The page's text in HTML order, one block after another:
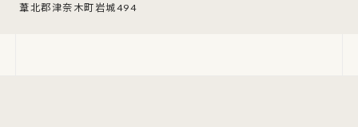
葦北郡津奈木町岩城494